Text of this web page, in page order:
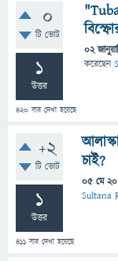
0
টি ভোট
1
উত্তর
420 বার দেখা হয়েছে
02
করেছেন
+2
টি ভোট
1
উত্তর
411 বার দেখা হয়েছে
চাই?
05 মে
Sultana